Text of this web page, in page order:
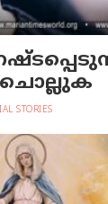
STORIES